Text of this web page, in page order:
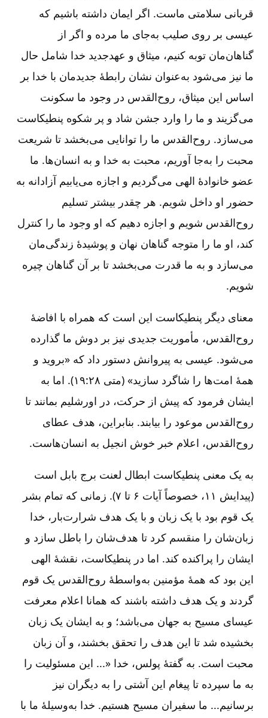
قربانی سلامتی ماست. اگر ایمان داشته باشیم که
عیسی بر روی صلیب به‌جای ما مرده و اگر از
گناهان‌مان توبه کنیم، میثاق و عهدجدید خدا شامل حال
ما نیز می‌شود به‌عنوان نشان رابطۀ جدیدمان با خدا بر
اساس این میثاق، روح‌القدس در وجود ما سکونت
می‌گزیند و ما را وارد جشن شاد و پر شکوه پنطیکاست
می‌سازد. روح‌القدس ما را توانایی می‌بخشد تا شریعت
محبت را به‌جا آوریم، محبت به خدا و به انسان‌ها. ما
عضو خانوادۀ الهی می‌گردیم و اجازه می‌یابیم آزادانه به
حضور او داخل شویم. هر چقدر بیشتر تسلیم
روح‌القدس شویم و اجازه دهیم که او وجود ما را کنترل
کند، او ما را متوجه گناهان نهان و پوشیدۀ زندگی‌مان
می‌سازد و به ما قدرت می‌بخشد تا بر آن گناهان چیره
شویم.
معنای دیگر پنطیکاست این است که همراه با افاضۀ
روح‌القدس، مأموریت جدیدی نیز بر دوش ما گذارده
می‌شود. عیسی به پیروانش دستور داد که «بروید و
همۀ امت‌ها را شاگرد سازید» (متی ۲۸:‏۱۹). اما به
ایشان فرمود که پیش از حرکت، در اورشلیم بمانند تا
روح‌القدس موعود را بیابند. بنابراین، هدف عطای
روح‌القدس، اعلام خبر خوش انجیل به انسان‌هاست.
به یک معنی پنطیکاست ابطال لعنت برج بابل است
(پیدایش ۱۱، خصوصاً آیات ۶ تا ۷). زمانی که تمام بشر
یک قوم بود با یک زبان و با یک هدف شرارت‌بار، خدا
زبان‌شان را منقسم کرد تا هدف‌شان را باطل سازد و
ایشان را پراکنده کند. اما در پنطیکاست، نقشۀ الهی
این بود که همۀ مؤمنین به‌واسطۀ روح‌القدس یک قوم
گردند و یک هدف داشته باشند که همانا اعلام معرفت
عیسای مسیح به جهان می‌باشد؛ و به ایشان یک زبان
بخشیده شد تا این هدف را تحقق بخشند، و آن زبان
محبت است. به گفتۀ پولس، خدا «... این مسئولیت را
به ما سپرده تا پیغام این آشتی را به دیگران نیز
برسانیم... ما سفیران مسیح هستیم. خدا به‌وسیلۀ ما با